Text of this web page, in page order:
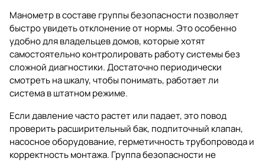
Манометр в составе группы безопасности позволяет
быстро увидеть отклонение от нормы. Это особенно
удобно для владельцев домов, которые хотят
самостоятельно контролировать работу системы без
сложной диагностики. Достаточно периодически
смотреть на шкалу, чтобы понимать, работает ли
система в штатном режиме.
Если давление часто растет или падает, это повод
проверить расширительный бак, подпиточный клапан,
насосное оборудование, герметичность трубопровода и
корректность монтажа. Группа безопасности не